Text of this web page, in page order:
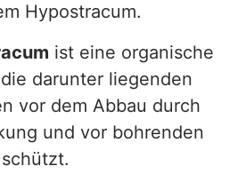
Hypostracum.
ist eine organische
darunter liegenden
vor dem Abbau durch
und vor bohrenden